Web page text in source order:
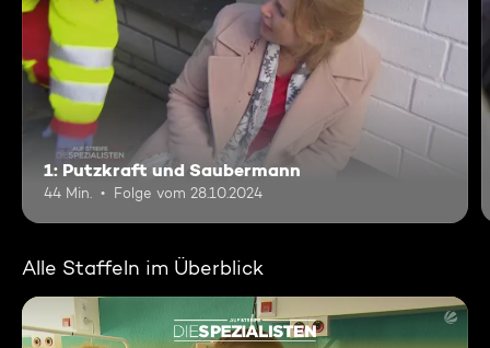
1: Putzkraft und Saubermann
44 Min. Folge vom 28.10.2024
Alle Staffeln im Überblick